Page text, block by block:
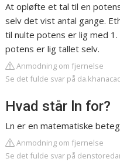
At opløfte et tal til en
selv det vist antal gange.
til nulte potens er lig med
potens er lig tallet selv.
Anmodning om fjernelse
Se det fulde svar på
Hvad står ln for?
Ln er en matematiske
Anmodning om fjernelse
Se det fulde svar på